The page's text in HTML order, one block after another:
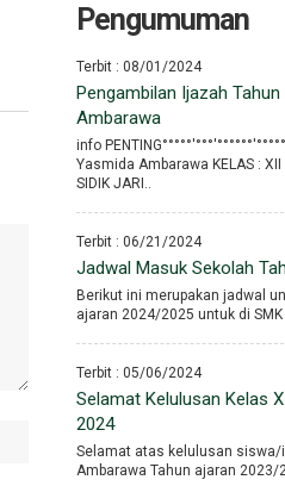
Pengumuman
Terbit : 08/01/2024
Pengambilan Ijazah
Ambarawa
info
Yasmida Ambarawa KELAS :
SIDIK JARI..
Terbit : 06/21/2024
Jadwal Masuk Sekolah
Berikut ini merupakan jadwal
ajaran 2024/2025 untuk di SMK
Terbit : 05/06/2024
Selamat Kelulusan Kelas
2024
Selamat atas kelulusan siswa/i
Ambarawa Tahun ajaran 2023/